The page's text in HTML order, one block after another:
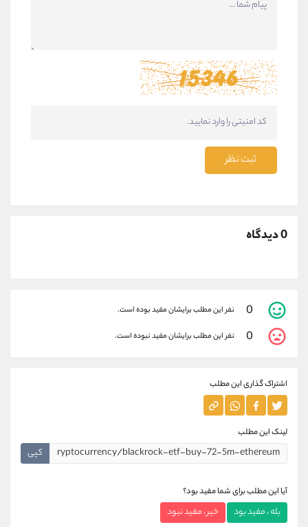
ثبت نظر
0 دیدگاه
0 نفر این مطلب برایشان مفید بوده است.
0 نفر این مطلب برایشان مفید نبوده است.
اشتراک گذاری این مطلب
لینک این مطلب
کپی
آیا این مطلب برای شما مفید بود؟
بله ، مفید بود خیر ، مفید نبود